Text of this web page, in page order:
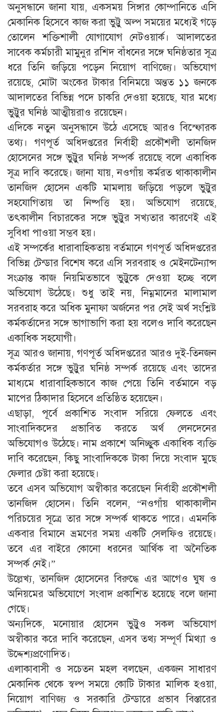
অনুসন্ধানে জানা যায়, একসময় সিঙ্গার কোম্পানিতে এসি
মেকানিক হিসেবে কাজ করা ভুট্টু অল্প সময়ের মধ্যেই গড়ে
তোলেন শক্তিশালী যোগাযোগ নেটওয়ার্ক। আদালতের
সাবেক কর্মচারী মামুনুর রশিদ বাঁধনের সঙ্গে ঘনিষ্ঠতার সূত্র
ধরে তিনি জড়িয়ে পড়েন নিয়োগ বাণিজ্যে। অভিযোগ
রয়েছে, মোটা অংকের টাকার বিনিময়ে অন্তত ১১ জনকে
আদালতের বিভিন্ন পদে চাকরি দেওয়া হয়েছে, যার মধ্যে
ভুট্টুর ঘনিষ্ঠ আত্মীয়রাও রয়েছেন।
এদিকে নতুন অনুসন্ধানে উঠে এসেছে আরও বিস্ফোরক
তথ্য। গণপূর্ত অধিদপ্তরের নির্বাহী প্রকৌশলী তানজিদ
হোসেনের সঙ্গে ভুট্টুর ঘনিষ্ঠ সম্পর্ক রয়েছে বলে একাধিক
সূত্র দাবি করেছে। জানা যায়, নওগাঁয় কর্মরত থাকাকালীন
তানজিদ হোসেন একটি মামলায় জড়িয়ে পড়লে ভুট্টুর
সহযোগিতায় তা নিষ্পত্তি হয়। অভিযোগ রয়েছে,
তৎকালীন বিচারকের সঙ্গে ভুট্টুর সখ্যতার কারণেই এই
সুবিধা পাওয়া সম্ভব হয়।
এই সম্পর্কের ধারাবাহিকতায় বর্তমানে গণপূর্ত অধিদপ্তরের
বিভিন্ন টেন্ডার বিশেষ করে এসি সরবরাহ ও মেইনটেন্যান্স
সংক্রান্ত কাজ নিয়মিতভাবে ভুট্টুকে দেওয়া হচ্ছে বলে
অভিযোগ উঠেছে। শুধু তাই নয়, নিম্নমানের মালামাল
সরবরাহ করে অধিক মুনাফা অর্জনের পর সেই অর্থ সংশ্লিষ্ট
কর্মকর্তাদের সঙ্গে ভাগাভাগি করা হয় বলেও দাবি করেছেন
একাধিক সহযোগী।
সূত্র আরও জানায়, গণপূর্ত অধিদপ্তরের আরও দুই-তিনজন
কর্মকর্তার সঙ্গে ভুট্টুর ঘনিষ্ঠ সম্পর্ক রয়েছে এবং তাদের
মাধ্যমে ধারাবাহিকভাবে কাজ পেয়ে তিনি বর্তমানে বড়
মাপের ঠিকাদার হিসেবে প্রতিষ্ঠিত হয়েছেন।
এছাড়া, পূর্বে প্রকাশিত সংবাদ সরিয়ে ফেলতে এবং
সাংবাদিকদের প্রভাবিত করতে অর্থ লেনদেনের
অভিযোগও উঠেছে। নাম প্রকাশে অনিচ্ছুক একাধিক ব্যক্তি
দাবি করেছেন, কিছু সাংবাদিককে টাকা দিয়ে সংবাদ মুছে
ফেলার চেষ্টা করা হয়েছে।
তবে এসব অভিযোগ অস্বীকার করেছেন নির্বাহী প্রকৌশলী
তানজিদ হোসেন। তিনি বলেন, “নওগাঁয় থাকাকালীন
পরিচয়ের সূত্রে তার সঙ্গে সম্পর্ক থাকতে পারে। এমনকি
একবার বিমানে ভ্রমণের সময় একটি সেলফিও রয়েছে।
তবে এর বাইরে কোনো ধরনের আর্থিক বা অনৈতিক
সম্পর্ক নেই।”
উল্লেখ্য, তানজিদ হোসেনের বিরুদ্ধে এর আগেও ঘুষ ও
অনিয়মের অভিযোগে সংবাদ প্রকাশিত হয়েছে বলে জানা
গেছে।
অন্যদিকে, মনোয়ার হোসেন ভুট্টুও সকল অভিযোগ
অস্বীকার করে দাবি করেছেন, এসব তথ্য সম্পূর্ণ মিথ্যা ও
উদ্দেশ্যপ্রণোদিত।
এলাকাবাসী ও সচেতন মহল বলছেন, একজন সাধারণ
মেকানিক থেকে স্বল্প সময়ে কোটি টাকার মালিক হওয়া,
নিয়োগ বাণিজ্য ও সরকারি টেন্ডারে প্রভাব বিস্তারের